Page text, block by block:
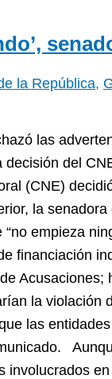
la República,
las
del
(CNE)
la
empieza
financiación
Acusaciones;
la violación
las
involucrados